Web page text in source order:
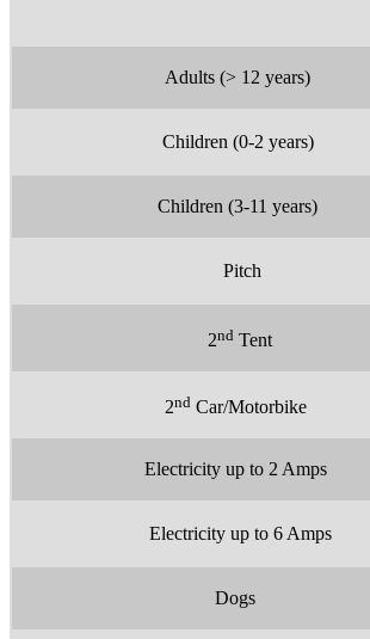
Adults (> 12 years)
Children (0-2 years)
Children (3-11 years)
Pitch
2nd Tent
2ndCar/Motorbike
Electricity up to 2 Amps
Electricity up to 6 Amps
Dogs